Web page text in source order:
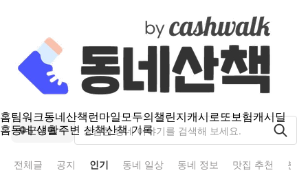
홈팀워크동네산책런마일모두의챌린지캐시로또보험캐시딜
홈동네 생활주변 산책산책 기록
군내면
전체글 공지 인기 동네 일상 동네 정보 맛집 추천 분